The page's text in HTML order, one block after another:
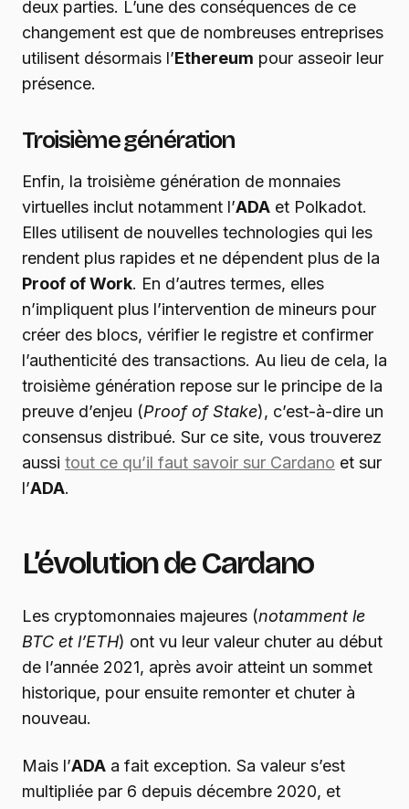
deux parties. L’une des conséquences de ce
changement est que de nombreuses entreprises
utilisent désormais l’Ethereum pour asseoir leur
présence.
Troisième génération
Enfin, la troisième génération de monnaies
virtuelles inclut notamment l’ADA et Polkadot.
Elles utilisent de nouvelles technologies qui les
rendent plus rapides et ne dépendent plus de la
Proof of Work. En d’autres termes, elles
n’impliquent plus l’intervention de mineurs pour
créer des blocs, vérifier le registre et confirmer
l’authenticité des transactions. Au lieu de cela, la
troisième génération repose sur le principe de la
preuve d’enjeu (Proof of Stake), c’est-à-dire un
consensus distribué. Sur ce site, vous trouverez
aussi tout ce qu’il faut savoir sur Cardano et sur
l’ADA.
L’évolution de Cardano
Les cryptomonnaies majeures (notamment le
BTC et l’ETH) ont vu leur valeur chuter au début
de l’année 2021, après avoir atteint un sommet
historique, pour ensuite remonter et chuter à
nouveau.
Mais l’ADA a fait exception. Sa valeur s’est
multipliée par 6 depuis décembre 2020, et